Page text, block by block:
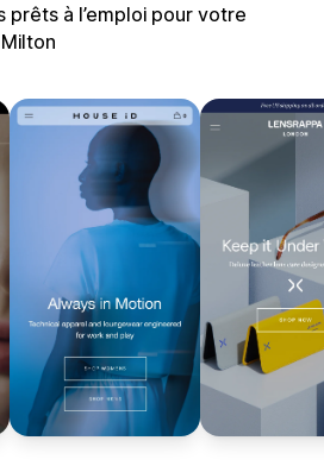
prêts à l’emploi pour votre